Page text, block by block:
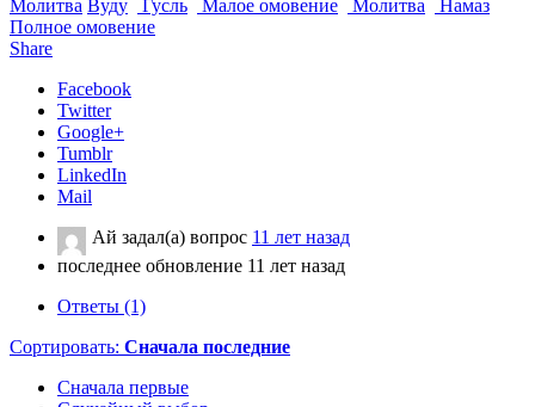
Молитва Вуду Гусль Малое омовение Молитва
Намаз
Полное омовение
Share
Facebook
Twitter
Google+
Tumblr
LinkedIn
Mail
Ай задал(а) вопрос 11 лет назад
последнее обновление 11 лет назад
Ответы (1)
Сортировать: Сначала последние
Сначала первые